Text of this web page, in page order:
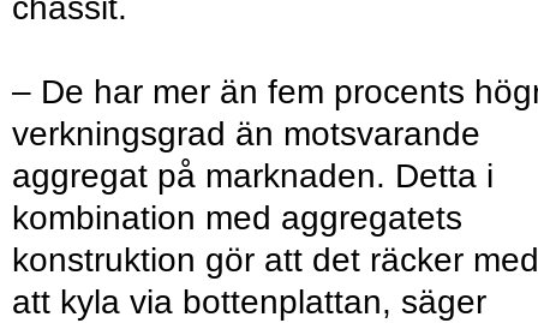
chassit.
– De har mer än fem procents
verkningsgrad än motsvarande
aggregat på marknaden. Detta i
kombination med aggregatets
konstruktion gör att det räcker med
att kyla via bottenplattan, säger